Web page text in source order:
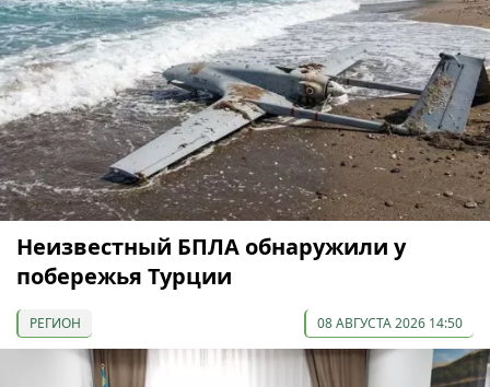
Неизвестный БПЛА обнаружили у
побережья Турции
РЕГИОН 08 АВГУСТА 2026 14:50